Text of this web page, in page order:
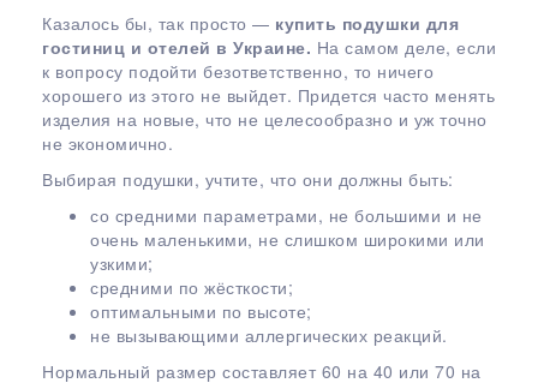
Казалось бы, так просто — купить подушки для
гостиниц и отелей в Украине. На самом деле, если
к вопросу подойти безответственно, то ничего
хорошего из этого не выйдет. Придется часто менять
изделия на новые, что не целесообразно и уж точно
не экономично.
Выбирая подушки, учтите, что они должны быть:
со средними параметрами, не большими и не
очень маленькими, не слишком широкими или
узкими;
средними по жёсткости;
оптимальными по высоте;
не вызывающими аллергических реакций.
Нормальный размер составляет 60 на 40 или 70 на